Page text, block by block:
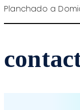
Planchado a